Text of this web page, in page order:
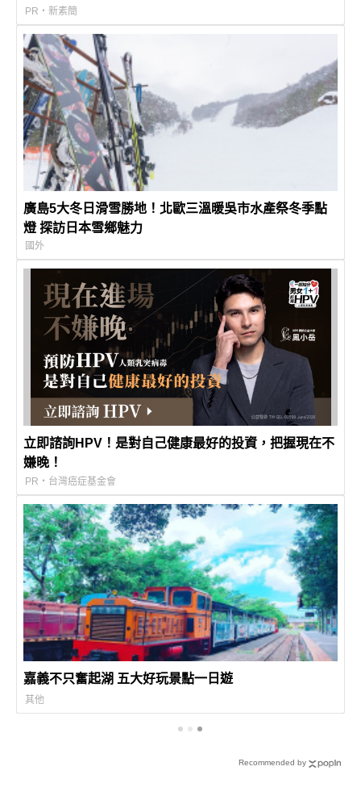
PR・新素簡
廣島5大冬日滑雪勝地！北歐三溫暖吳市水產祭冬季點
燈 探訪日本雪鄉魅力
國外
立即諮詢HPV！是對自己健康最好的投資，把握現在不
嫌晚！
PR・台灣癌症基金會
嘉義不只奮起湖 五大好玩景點一日遊
其他
Recommended by